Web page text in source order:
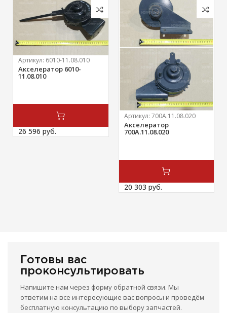
Артикул: 6010-11.08.010
Акселератор 6010-
11.08.010
26 596 руб.
Артикул: 700А.11.08.020
Акселератор
700А.11.08.020
20 303 руб.
Готовы вас
проконсультировать
Напишите нам через форму обратной связи. Мы
ответим на все интересующие вас вопросы и проведём
бесплатную консультацию по выбору запчастей.